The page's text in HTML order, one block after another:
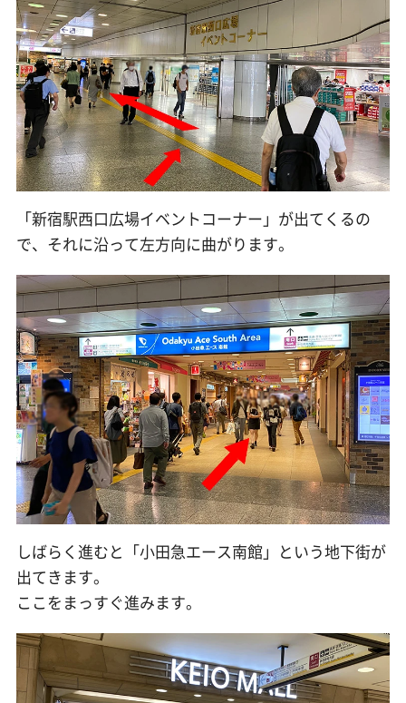
「新宿駅西口広場イベントコーナー」が出てくるの
で、それに沿って左方向に曲がります。
しばらく進むと「小田急エース南館」という地下街が
出てきます。
ここをまっすぐ進みます。